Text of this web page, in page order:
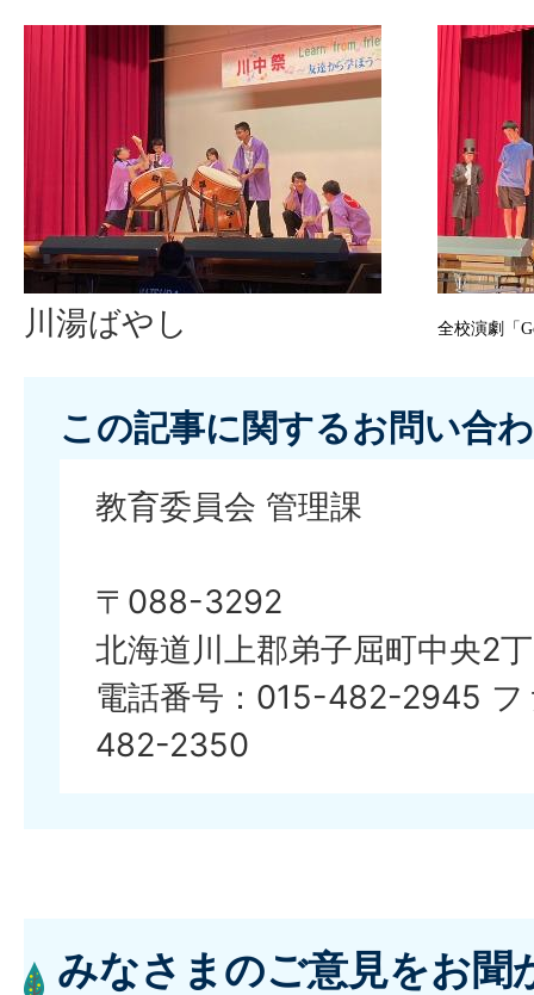
川湯ばやし 全校演劇「
この記事に関するお問い合
教育委員会 管理課
〒088-3292
北海道川上郡弟子屈町中央2
電話番号：015-482-2945
482-2350
みなさまのご意見をお聞